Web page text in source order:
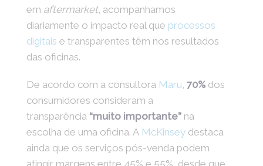
em aftermarket, acompanhamos
diariamente o impacto real que processos
digitais e transparentes têm nos resultados
das oficinas.
De acordo com a consultora Maru, 70% dos
consumidores consideram a
transparência “muito importante” na
escolha de uma oficina. A McKinsey destaca
ainda que os serviços pós-venda podem
atingir margens entre 45% e 55%, desde que